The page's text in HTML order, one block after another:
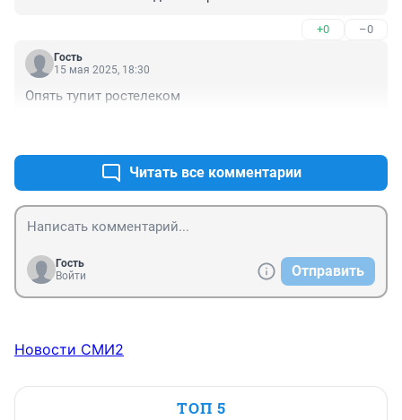
+0 –0
Гость
15 мая 2025, 18:30
Опять тупит ростелеком
Читать все комментарии
Гость
Войти
Отправить
Новости СМИ2
ТОП 5